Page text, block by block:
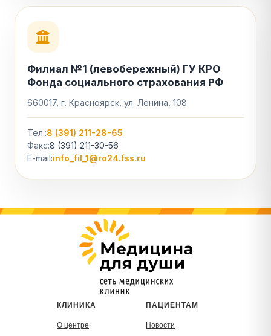
Филиал №1 (левобережный) ГУ КРО
Фонда социального страхования РФ
660017, г. Красноярск, ул. Ленина, 108
Тел.:8 (391) 211-28-65
Факс:8 (391) 211-30-56
E-mail:info_fil_1@ro24.fss.ru
КЛИНИКА
О центре
ПАЦИЕНТАМ
Новости